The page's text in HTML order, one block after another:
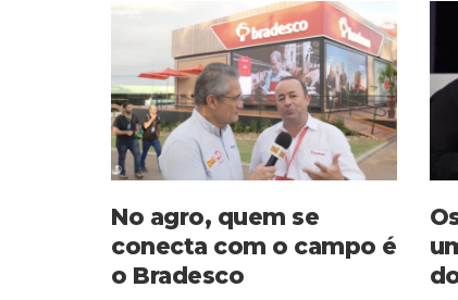
No agro, quem se
conecta com o campo é
o Bradesco